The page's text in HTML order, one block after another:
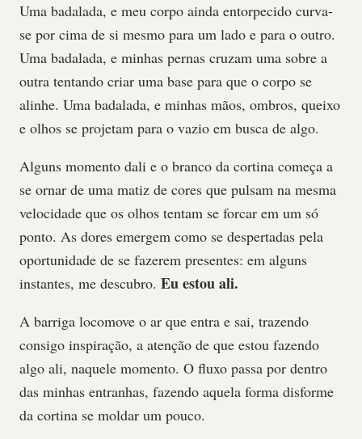
Uma badalada, e meu corpo ainda entorpecido curva-
se por cima de si mesmo para um lado e para o outro.
Uma badalada, e minhas pernas cruzam uma sobre a
outra tentando criar uma base para que o corpo se
alinhe. Uma badalada, e minhas mãos, ombros, queixo
e olhos se projetam para o vazio em busca de algo.
Alguns momento dali e o branco da cortina começa a
se ornar de uma matiz de cores que pulsam na mesma
velocidade que os olhos tentam se forcar em um só
ponto. As dores emergem como se despertadas pela
oportunidade de se fazerem presentes: em alguns
instantes, me descubro. Eu estou ali.
A barriga locomove o ar que entra e sai, trazendo
consigo inspiração, a atenção de que estou fazendo
algo ali, naquele momento. O fluxo passa por dentro
das minhas entranhas, fazendo aquela forma disforme
da cortina se moldar um pouco.